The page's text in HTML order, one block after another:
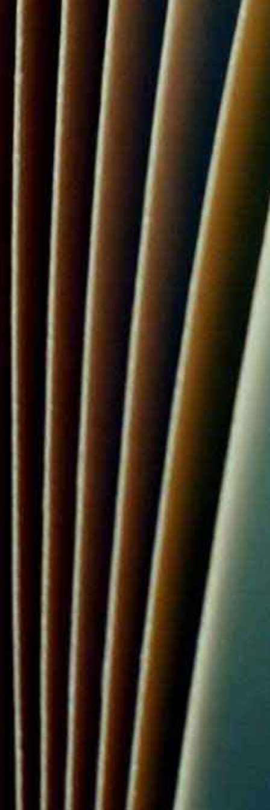
invasion (LVI). We identified stronger
particularly strong when LVI was
involvement in postmenopausal
learning modelling created a relatively
between low and high-grade EC.
represent an important supplementary
of EC, which could guide the decision-
angiogenesis in EC is promoted
with prognostically less favourable
well as in morphologically normal TA
The findings from our studies suggest
biomarkers, offering a valuable
EC. Particularly when incorporated
great potential. Additionally, our data
specifically in tissues surrounding the
establish a more precise diagnostic
expression in EC tissue, further